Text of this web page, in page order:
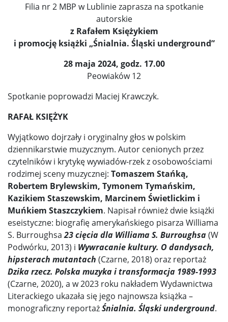
Filia nr 2 MBP w Lublinie zaprasza na spotkanie
autorskie
z Rafałem Księżykiem
i promocję książki „Śnialnia. Śląski underground”
28 maja 2024, godz. 17.00
Peowiaków 12
Spotkanie poprowadzi Maciej Krawczyk.
RAFAŁ KSIĘŻYK
Wyjątkowo dojrzały i oryginalny głos w polskim
dziennikarstwie muzycznym. Autor cenionych przez
czytelników i krytykę wywiadów-rzek z osobowościami
rodzimej sceny muzycznej: Tomaszem Stańką,
Robertem Brylewskim, Tymonem Tymańskim,
Kazikiem Staszewskim, Marcinem Świetlickim i
Muńkiem Staszczykiem. Napisał również dwie książki
eseistyczne: biografię amerykańskiego pisarza Williama
S. Burroughsa23 cięcia dla Williama S. Burroughsa(W
Podwórku, 2013) i Wywracanie kultury. O dandysach,
hipsterach mutantach (Czarne, 2018) oraz reportaż
Dzika rzecz. Polska muzyka i transformacja 1989-1993
(Czarne, 2020), a w 2023 roku nakładem Wydawnictwa
Literackiego ukazała się jego najnowsza książka –
monograficzny reportażŚnialnia. Śląski underground.